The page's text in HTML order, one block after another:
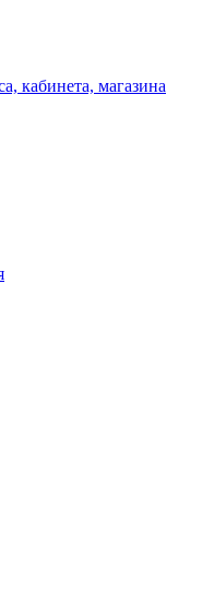
кабинета, магазина